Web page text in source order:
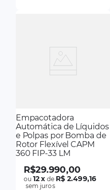
Empacotadora
Automática de Líquidos
e Polpas por Bomba de
Rotor Flexível CAPM
360 FIP-33 LM
R$29.990,00
ou12x de R$ 2.499,16
sem juros